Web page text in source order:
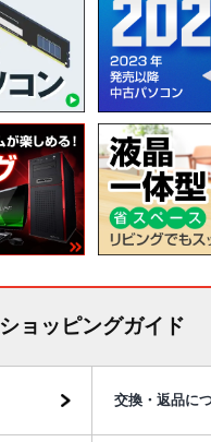
ショッピングガイド
交換・返品に